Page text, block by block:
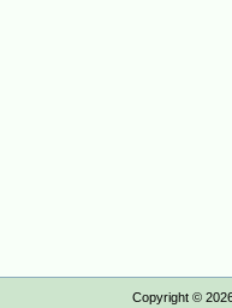
Copyright ©